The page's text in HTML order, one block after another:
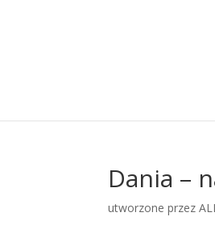
Dania –
utworzone przez